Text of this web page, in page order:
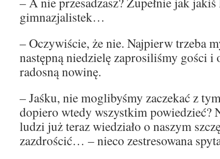
gimnazjalistek…
– Oczywiście, że nie. Najpierw trzeba
następną niedzielę zaprosiliśmy gości
radosną nowinę.
– Jaśku, nie moglibyśmy zaczekać z
dopiero wtedy wszystkim powiedzieć?
ludzi już teraz wiedziało o naszym
zazdrościć… – nieco zestresowana